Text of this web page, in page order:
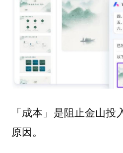
「成本」是阻止金山
原因。